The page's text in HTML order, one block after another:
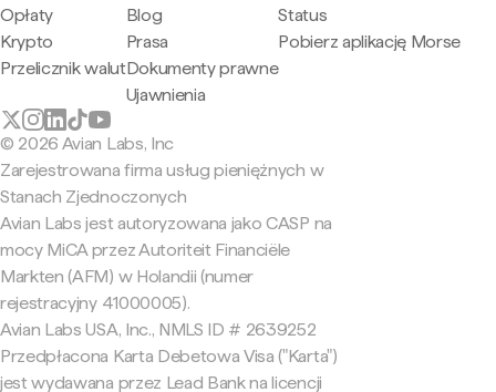
Opłaty
Krypto
Przelicznik walut
Blog
Prasa
Dokumenty prawne
Ujawnienia
Status
Pobierz aplikację Morse
© 2026 Avian Labs, Inc
Zarejestrowana firma usług pieniężnych w
Stanach Zjednoczonych
Avian Labs jest autoryzowana jako CASP na
mocy MiCA przez Autoriteit Financiële
Markten (AFM) w Holandii (numer
rejestracyjny 41000005).
Avian Labs USA, Inc., NMLS ID # 2639252
Przedpłacona Karta Debetowa Visa ("Karta")
jest wydawana przez Lead Bank na licencji